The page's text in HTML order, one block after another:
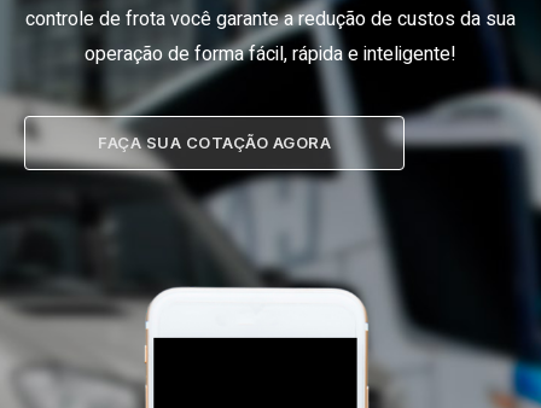
controle de frota você garante a redução de custos da sua
operação de forma fácil, rápida e inteligente!
FAÇA SUA COTAÇÃO AGORA